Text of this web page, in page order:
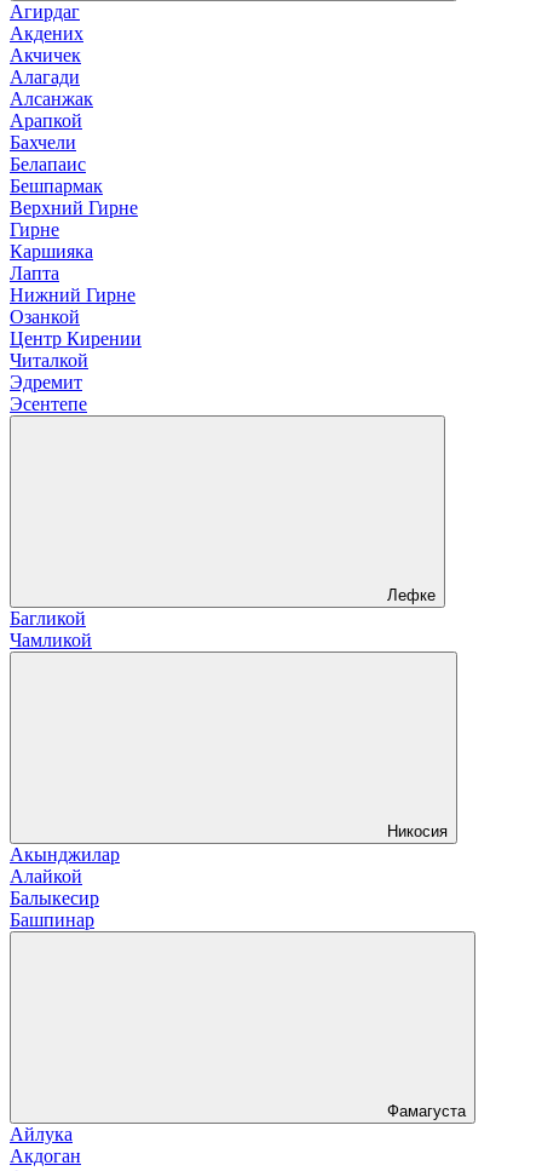
Агирдаг
Акдених
Акчичек
Алагади
Алсанжак
Арапкой
Бахчели
Белапаис
Бешпармак
Верхний Гирне
Гирне
Каршияка
Лапта
Нижний Гирне
Озанкой
Центр Кирении
Читалкой
Эдремит
Эсентепе
Лефке
Багликой
Чамликой
Никосия
Акынджилар
Алайкой
Балыкесир
Башпинар
Фамагуста
Айлука
Акдоган